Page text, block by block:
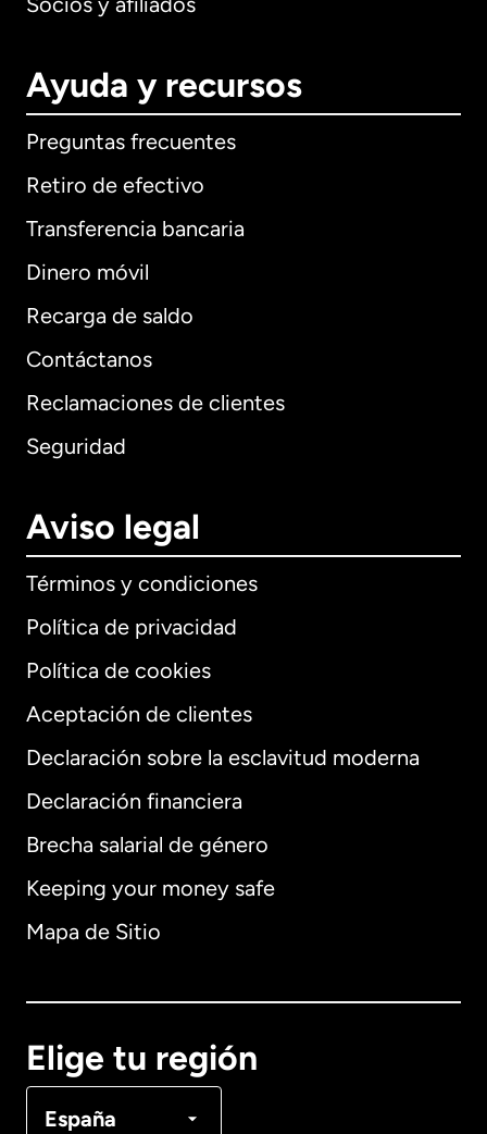
Ayuda y recursos
Preguntas frecuentes
Retiro de efectivo
Transferencia bancaria
Dinero móvil
Recarga de saldo
Contáctanos
Reclamaciones de clientes
Seguridad
Aviso legal
Términos y condiciones
Política de privacidad
Política de cookies
Aceptación de clientes
Declaración sobre la esclavitud moderna
Declaración financiera
Brecha salarial de género
Keeping your money safe
Mapa de Sitio
Elige tu región
España
Internacional English
Alemania
Français